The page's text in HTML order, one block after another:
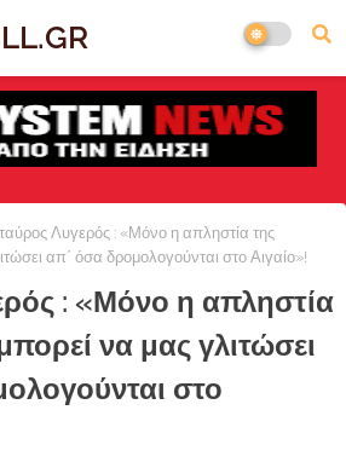
Λυγερός : «Μόνο η απληστία της
απ΄ όσα δρομολογούνται στο Αιγαίο»!
: «Μόνο η απληστία
να μας γλιτώσει
στο